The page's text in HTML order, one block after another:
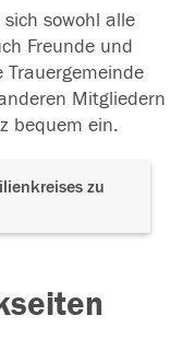
sowohl alle
Freunde und
Mitgliedern
bequem ein.
zu